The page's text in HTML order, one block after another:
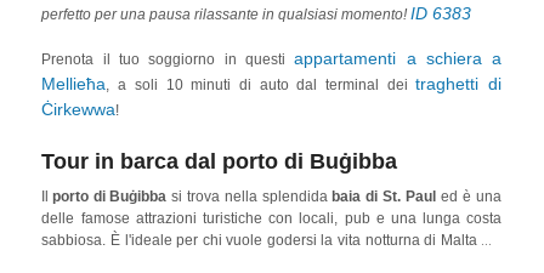
perfetto per una pausa rilassante in qualsiasi momento!ID 6383
Prenota il tuo soggiorno in questiappartamenti a schiera a
Mellieħa
, a soli 10 minuti di auto dal terminal deitraghetti di
Ċirkewwa!
Tour in barca dal porto di Buġibba
Ilporto di Buġibba si trova nella splendidabaia di St. Paul ed è una
delle famose attrazioni turistiche con locali, pub e una lunga costa
sabbiosa. È l'ideale per chi vuole godersi la vita notturna di Malta ma